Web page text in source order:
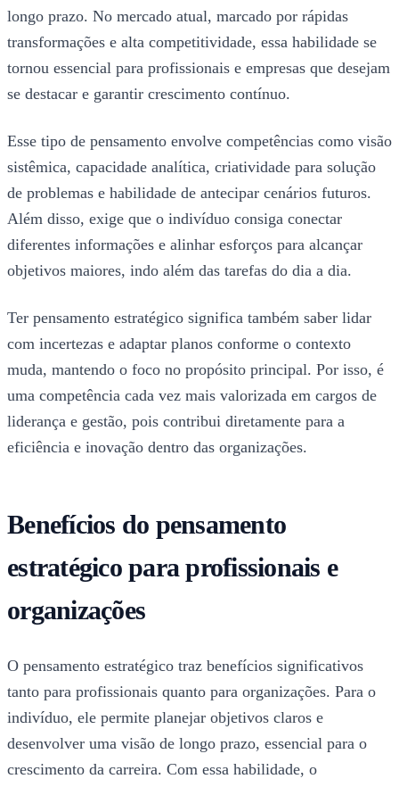
longo prazo. No mercado atual, marcado por rápidas
transformações e alta competitividade, essa habilidade se
tornou essencial para profissionais e empresas que desejam
se destacar e garantir crescimento contínuo.
Esse tipo de pensamento envolve competências como visão
sistêmica, capacidade analítica, criatividade para solução
de problemas e habilidade de antecipar cenários futuros.
Além disso, exige que o indivíduo consiga conectar
diferentes informações e alinhar esforços para alcançar
objetivos maiores, indo além das tarefas do dia a dia.
Ter pensamento estratégico significa também saber lidar
com incertezas e adaptar planos conforme o contexto
muda, mantendo o foco no propósito principal. Por isso, é
uma competência cada vez mais valorizada em cargos de
liderança e gestão, pois contribui diretamente para a
eficiência e inovação dentro das organizações.
Benefícios do pensamento
estratégico para profissionais e
organizações
O pensamento estratégico traz benefícios significativos
tanto para profissionais quanto para organizações. Para o
indivíduo, ele permite planejar objetivos claros e
desenvolver uma visão de longo prazo, essencial para o
crescimento da carreira. Com essa habilidade, o